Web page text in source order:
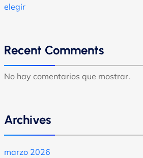
elegir
Recent Comments
No hay comentarios que mostrar.
Archives
marzo 2026